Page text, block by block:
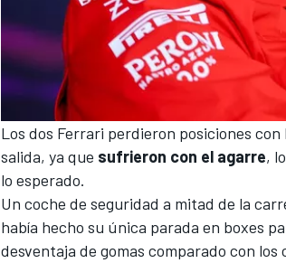
Los dos Ferrari perdieron posiciones
salida, ya que sufrieron con el agarre,
lo esperado.
Un coche de seguridad a mitad de la
había hecho su única parada en boxes
desventaja de gomas comparado con los